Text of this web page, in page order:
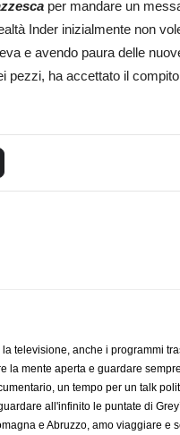
per mandare un
Inder inizialmente non
e avendo paura delle
pezzi, ha accettato il
televisione, anche i programmi
la mente aperta e guardare
un tempo per un talk
all'infinito le puntate di
e Abruzzo, amo viaggiare e